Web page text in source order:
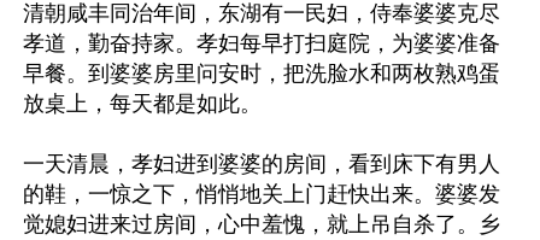
清朝咸丰同治年间，东湖有一民妇，侍奉婆婆克尽
孝道，勤奋持家。孝妇每早打扫庭院，为婆婆准备
早餐。到婆婆房里问安时，把洗脸水和两枚熟鸡蛋
放桌上，每天都是如此。
一天清晨，孝妇进到婆婆的房间，看到床下有男人
的鞋，一惊之下，悄悄地关上门赶快出来。婆婆发
觉媳妇进来过房间，心中羞愧，就上吊自杀了。乡